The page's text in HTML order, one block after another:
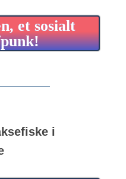
et sosialt
i